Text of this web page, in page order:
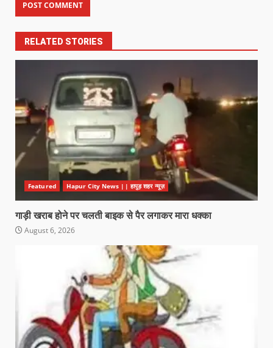
RELATED STORIES
Featured Hapur City News || हापुड़ शहर न्यूज़
गाड़ी खराब होने पर चलती बाइक से पैर लगाकर मारा धक्का
August 6, 2026